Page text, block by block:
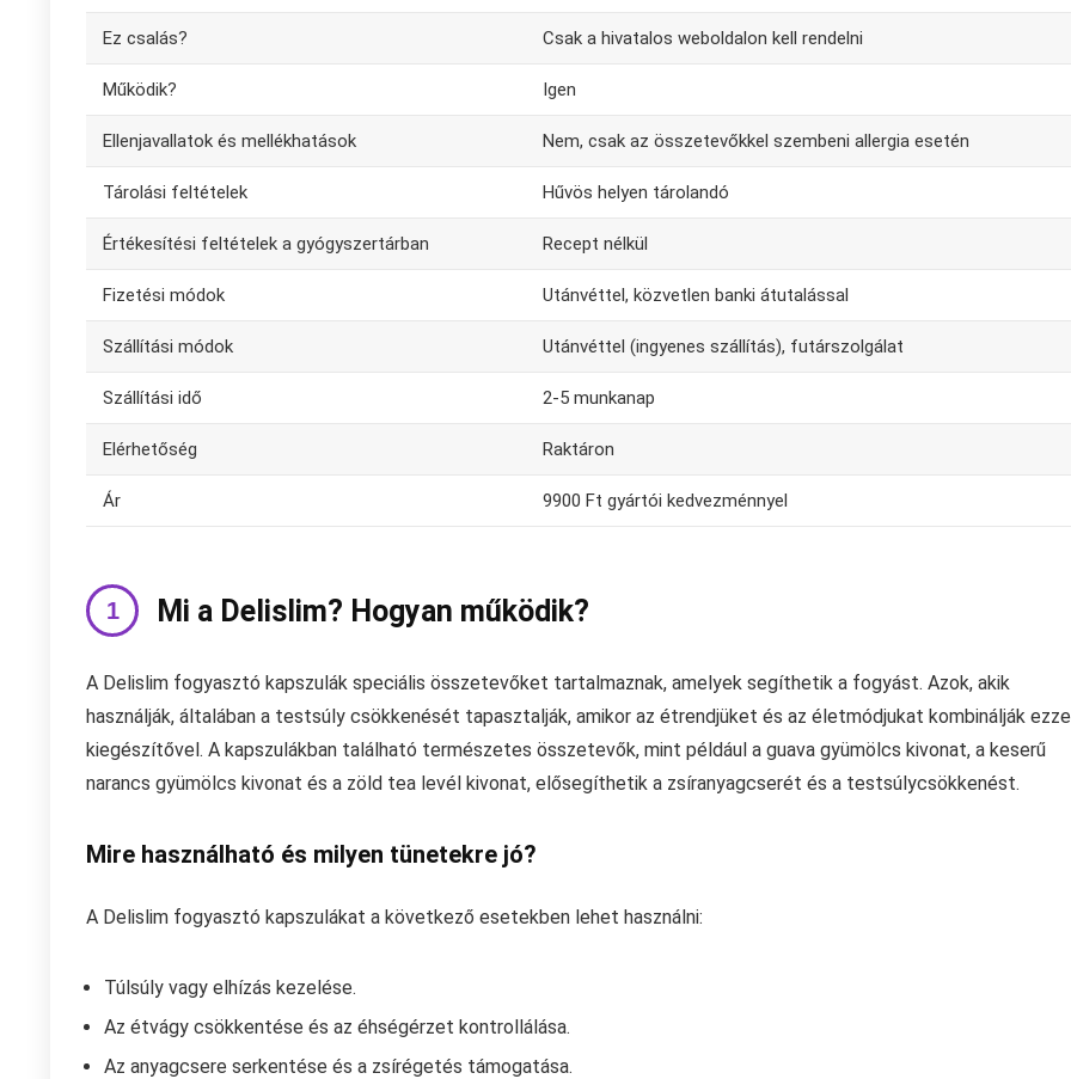
Ez csalás? Csak a hivatalos weboldalon kell rendelni
Működik? Igen
Ellenjavallatok és mellékhatások Nem, csak az összetevőkkel szembeni allergia esetén
Tárolási feltételek Hűvös helyen tárolandó
Értékesítési feltételek a gyógyszertárban Recept nélkül
Fizetési módok Utánvéttel, közvetlen banki átutalással
Szállítási módok Utánvéttel (ingyenes szállítás), futárszolgálat
Szállítási idő 2-5 munkanap
Elérhetőség Raktáron
Ár 9900 Ft gyártói kedvezménnyel
Mi a Delislim? Hogyan működik?
A Delislim fogyasztó kapszulák speciális összetevőket tartalmaznak, amelyek segíthetik a fogyást. Azok, akik
használják, általában a testsúly csökkenését tapasztalják, amikor az étrendjüket és az életmódjukat kombinálják
kiegészítővel. A kapszulákban található természetes összetevők, mint például a guava gyümölcs kivonat, a keserű
narancs gyümölcs kivonat és a zöld tea levél kivonat, elősegíthetik a zsíranyagcserét és a testsúlycsökkenést.
Mire használható és milyen tünetekre jó?
A Delislim fogyasztó kapszulákat a következő esetekben lehet használni:
Túlsúly vagy elhízás kezelése.
Az étvágy csökkentése és az éhségérzet kontrollálása.
Az anyagcsere serkentése és a zsírégetés támogatása.